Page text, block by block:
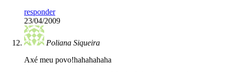
responder
23/04/2009
Poliana Siqueira
Axé meu povo!hahahahaha